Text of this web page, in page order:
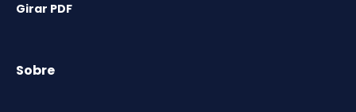
Girar PDF
Sobre